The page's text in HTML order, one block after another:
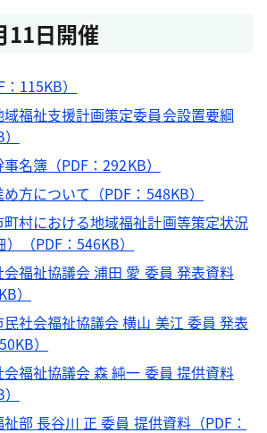
11日開催
115KB）
福祉支援計画策定委員会設置要綱
名簿（PDF：292KB）
方について（PDF：548KB）
村における地域福祉計画等策定状況
（PDF：546KB）
福祉協議会 浦田 愛 委員 発表資料
）
社会福祉協議会 横山 美江 委員 発表
）
福祉協議会 森 純一 委員 提供資料
部 長谷川 正 委員 提供資料（PDF：